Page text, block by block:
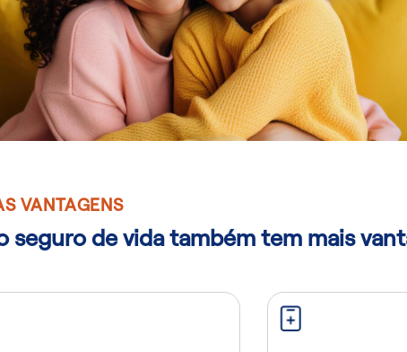
VANTAGENS
seguro de vida também tem mais